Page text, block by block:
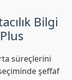
Bilgi
süreçlerini
şeffaf